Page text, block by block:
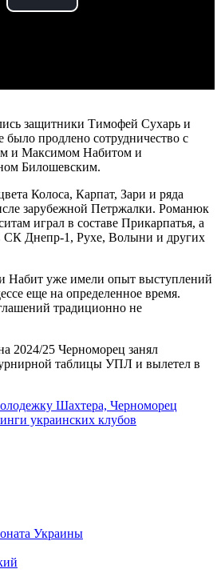
Play
защитники Тимофей Сухарь и
продлено сотрудничество с
и Максимом Набитом и
Билошевским.
Колоса, Карпат, Зари и ряда
зарубежной Петржалки. Романюк
играл в составе Прикарпатья, а
СК Днепр-1, Рухе, Волыни и других
Набит уже имели опыт выступлений
еще на определенное время.
традиционно не
2024/25 Черноморец занял
таблицы УПЛ и вылетел в
Шахтера, Черноморец
украинских клубов
Украины